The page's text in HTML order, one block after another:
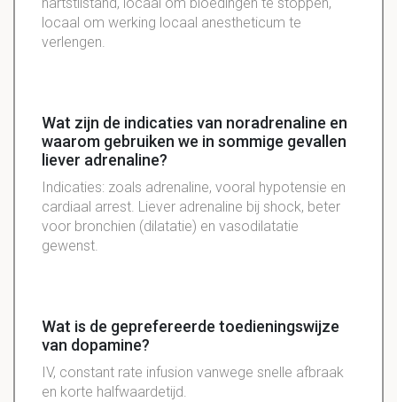
hartstilstand, locaal om bloedingen te stoppen,
locaal om werking locaal anestheticum te
verlengen.
Wat zijn de indicaties van noradrenaline en
waarom gebruiken we in sommige gevallen
liever adrenaline?
Indicaties: zoals adrenaline, vooral hypotensie en
cardiaal arrest. Liever adrenaline bij shock, beter
voor bronchien (dilatatie) en vasodilatatie
gewenst.
Wat is de geprefereerde toedieningswijze
van dopamine?
IV, constant rate infusion vanwege snelle afbraak
en korte halfwaardetijd.